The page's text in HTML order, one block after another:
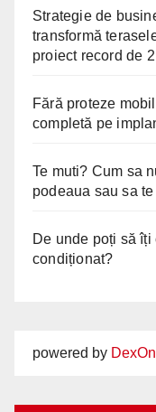
Strategie de
transformă
proiect record de
Fără proteze
completă pe
Te muti? Cum sa
podeaua sau sa
De unde poți să
condiționat?
powered by